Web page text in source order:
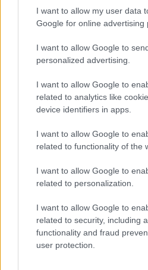
I want to allow my user data
Google for online advertising
I want to allow Google to
personalized advertising.
I want to allow Google to
related to analytics like
device identifiers in apps.
I want to allow Google to
related to functionality of the
I want to allow Google to
related to personalization.
I want to allow Google to
related to security, including
functionality and fraud
user protection.
Mechanika 10/10
Minden olajozottan működik.
két tengely rugózását egy
az is, hogy a kormányzás a
közbeiktatásával jut el. Ha a
akkor minden könnyen megy,
próbáljuk, akkor már akad
valóságban se így csináljuk,
(amit ott kormánynak
kereket, másrészt meg ki az,
kipróbálja? :))) A buggy
fantasztikusak!
terepjáróval szemben.
Ár 9/10
Nem tagadhatom, az ár-
elvből nem adható 10 pont az